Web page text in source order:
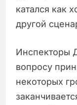
катался как
другой
Инспекторы
вопросу
некоторых